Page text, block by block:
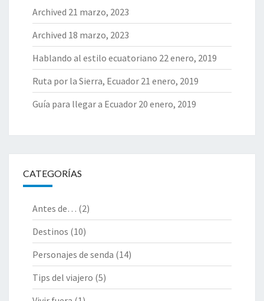
Archived 21 marzo, 2023
Archived 18 marzo, 2023
Hablando al estilo ecuatoriano 22 enero, 2019
Ruta por la Sierra, Ecuador 21 enero, 2019
Guía para llegar a Ecuador 20 enero, 2019
CATEGORÍAS
Antes de… (2)
Destinos (10)
Personajes de senda (14)
Tips del viajero (5)